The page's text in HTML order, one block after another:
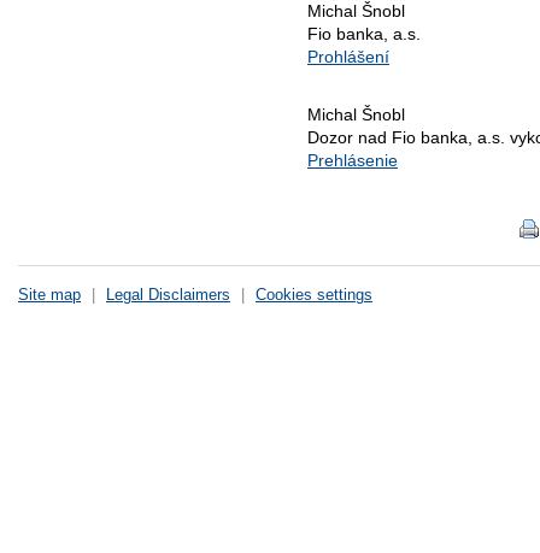
Michal Šnobl
Fio banka, a.s.
Prohlášení
Michal Šnobl
Dozor nad Fio banka, a.s.
Prehlásenie
Site map | Legal Disclaimers | Cookies settings